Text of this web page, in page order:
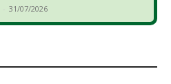
- 31/07/2026